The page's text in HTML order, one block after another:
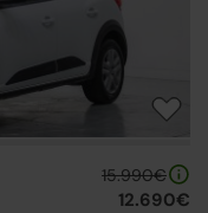
15.990€
12.690€